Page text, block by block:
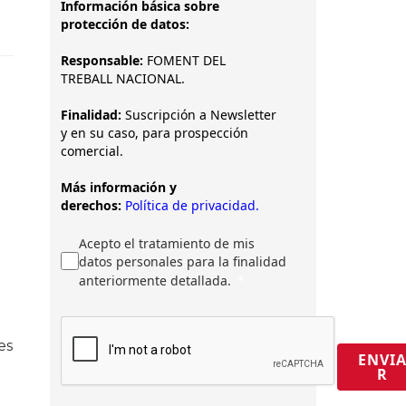
Información básica sobre
protección de datos:
Responsable: FOMENT DEL
TREBALL NACIONAL.
Finalidad: Suscripción a Newsletter
y en su caso, para prospección
comercial.
Más información y
derechos: Política de privacidad.
Acepto el tratamiento de mis
datos personales para la finalidad
anteriormente detallada.
ENVIA
R